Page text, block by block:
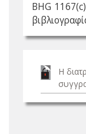
BHG
Η